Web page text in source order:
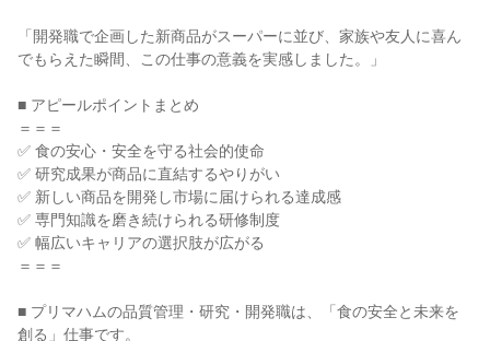
「開発職で企画した新商品がスーパーに並び、家族や友人に喜ん
でもらえた瞬間、この仕事の意義を実感しました。」
■ アピールポイントまとめ
＝＝＝
✅ 食の安心・安全を守る社会的使命
✅ 研究成果が商品に直結するやりがい
✅ 新しい商品を開発し市場に届けられる達成感
✅ 専門知識を磨き続けられる研修制度
✅ 幅広いキャリアの選択肢が広がる
＝＝＝
■ プリマハムの品質管理・研究・開発職は、「食の安全と未来を
創る」仕事です。